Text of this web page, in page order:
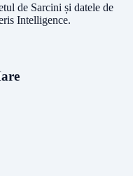
de Sarcini și datele de
Intelligence.